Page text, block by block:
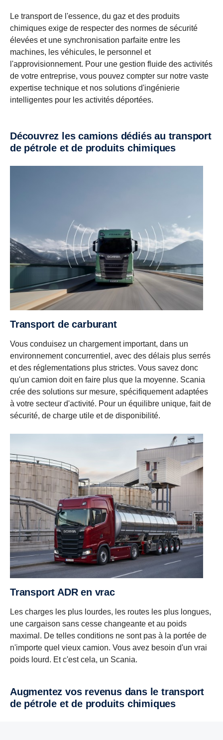
Le transport de l'essence, du gaz et des produits
chimiques exige de respecter des normes de sécurité
élevées et une synchronisation parfaite entre les
machines, les véhicules, le personnel et
l'approvisionnement. Pour une gestion fluide des activités
de votre entreprise, vous pouvez compter sur notre vaste
expertise technique et nos solutions d'ingénierie
intelligentes pour les activités déportées.
Découvrez les camions dédiés au transport
de pétrole et de produits chimiques
Transport de carburant
Vous conduisez un chargement important, dans un
environnement concurrentiel, avec des délais plus serrés
et des réglementations plus strictes. Vous savez donc
qu'un camion doit en faire plus que la moyenne. Scania
crée des solutions sur mesure, spécifiquement adaptées
à votre secteur d'activité. Pour un équilibre unique, fait de
sécurité, de charge utile et de disponibilité.
Transport ADR en vrac
Les charges les plus lourdes, les routes les plus longues,
une cargaison sans cesse changeante et au poids
maximal. De telles conditions ne sont pas à la portée de
n'importe quel vieux camion. Vous avez besoin d'un vrai
poids lourd. Et c'est cela, un Scania.
Augmentez vos revenus dans le transport
de pétrole et de produits chimiques